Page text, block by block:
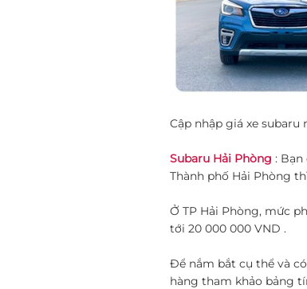
Cập nhập giá xe
Subaru Hải Phòng :
Thành phố Hải Phòng
Ở TP Hải Phòng, mức
tới 20 000 000 VND .
Để nắm bắt cụ thể và
hàng tham khảo bảng